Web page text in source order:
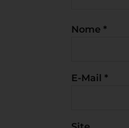
Nome *
E-Mail *